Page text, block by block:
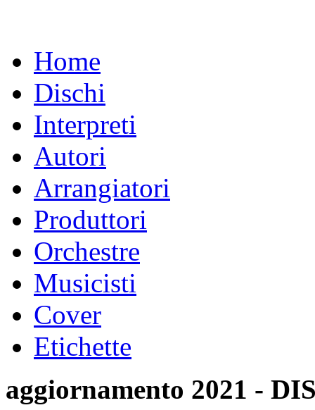
Home
Dischi
Interpreti
Autori
Arrangiatori
Produttori
Orchestre
Musicisti
Cover
Etichette
aggiornamento 2021 -